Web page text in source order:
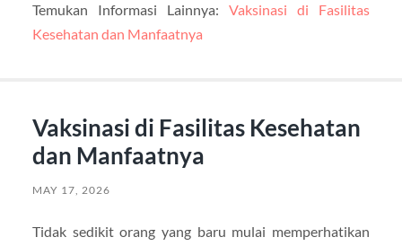
Temukan Informasi Lainnya:Vaksinasi di Fasilitas
Kesehatan dan Manfaatnya
Vaksinasi di Fasilitas Kesehatan
dan Manfaatnya
MAY 17, 2026
Tidak sedikit orang yang baru mulai memperhatikan